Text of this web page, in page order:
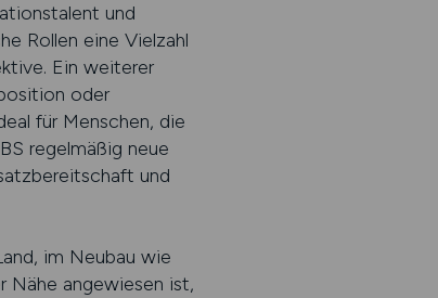
und
Rollen eine Vielzahl
Ein weiterer
oder
für Menschen, die
regelmäßig neue
und
im Neubau wie
Nähe angewiesen ist,